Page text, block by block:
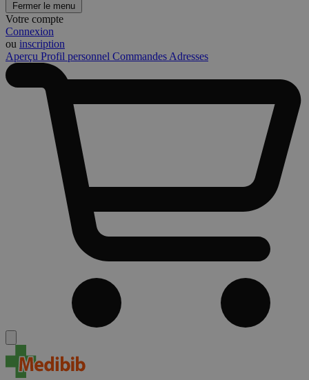
Fermer le menu
Votre compte
Connexion
ou inscription
Aperçu Profil personnel Commandes Adresses